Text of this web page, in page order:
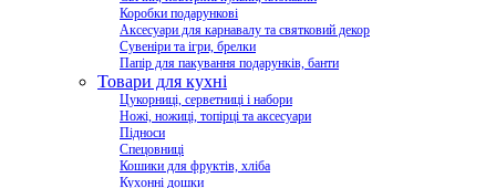
Коробки подарункові
Аксесуари для карнавалу та святковий декор
Сувеніри та ігри, брелки
Папір для пакування подарунків, банти
Товари для кухні
Цукорниці, серветниці і набори
Ножі, ножиці, топірці та аксесуари
Підноси
Спецовниці
Кошики для фруктів, хліба
Кухонні дошки